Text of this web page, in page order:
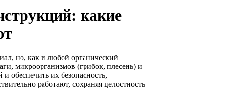
какие
но, как и любой органический
микроорганизмов (грибок, плесень) и
обеспечить их безопасность,
работают, сохраняя целостность